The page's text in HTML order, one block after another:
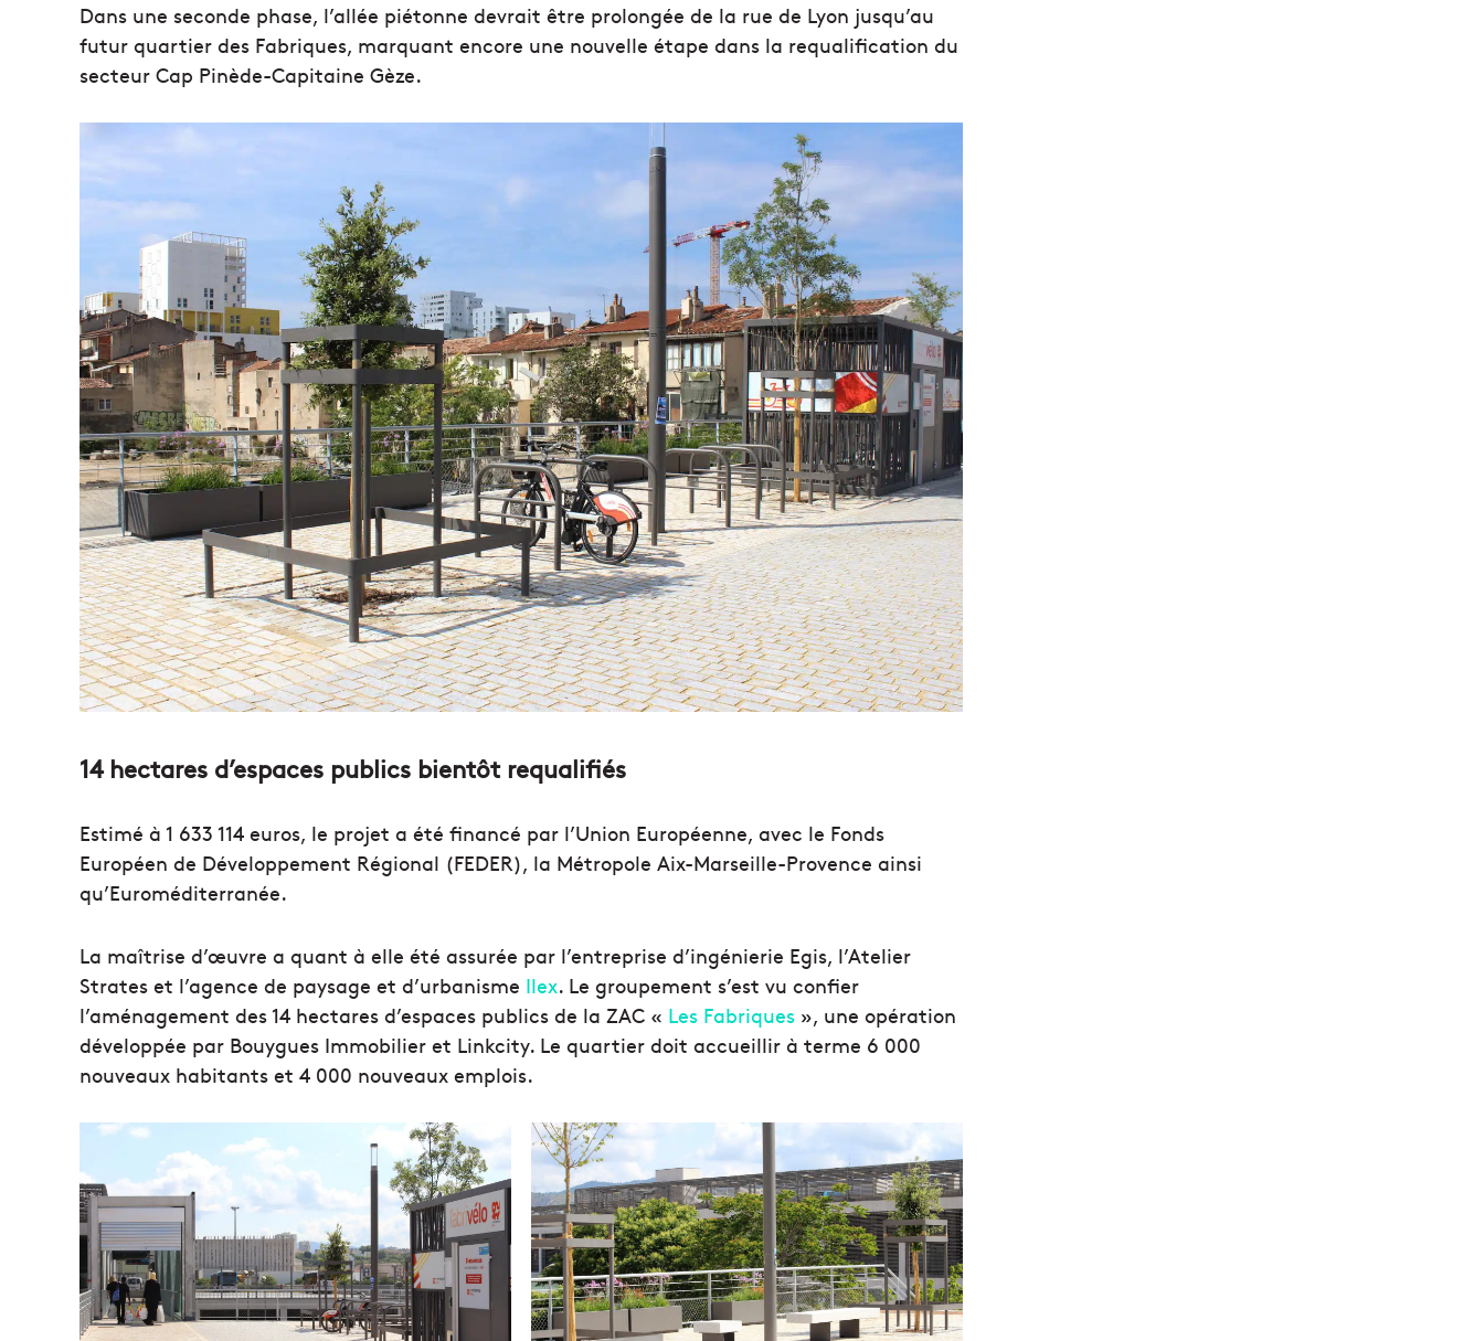
Dans une seconde phase, l’allée piétonne devrait être prolongée de la rue de Lyon jusqu’au
futur quartier des Fabriques, marquant encore une nouvelle étape dans la requalification du
secteur Cap Pinède-Capitaine Gèze.
14 hectares d’espaces publics bientôt requalifiés
Estimé à 1 633 114 euros, le projet a été financé par l’Union Européenne, avec le Fonds
Européen de Développement Régional (FEDER), la Métropole Aix-Marseille-Provence ainsi
qu’Euroméditerranée.
La maîtrise d’œuvre a quant à elle été assurée par l’entreprise d’ingénierie Egis, l’Atelier
Strates et l’agence de paysage et d’urbanisme Ilex. Le groupement s’est vu confier
l’aménagement des 14 hectares d’espaces publics de la ZAC « Les Fabriques », une opération
développée par Bouygues Immobilier et Linkcity. Le quartier doit accueillir à terme 6 000
nouveaux habitants et 4 000 nouveaux emplois.